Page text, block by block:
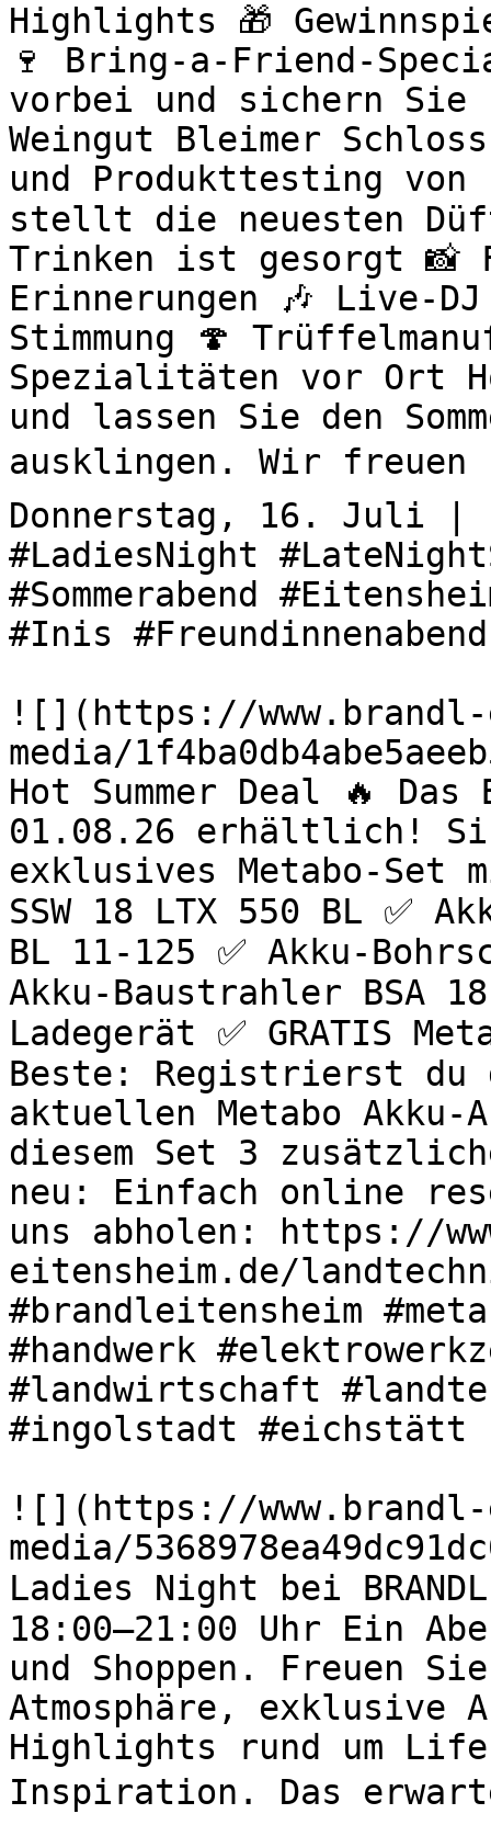
Highlights 🎁
🍷 Bring-a-Friend-
vorbei und sichern Sie
Weingut Bleimer
und Produkttesting
stellt die neuesten
Trinken ist gesorgt 📸
Erinnerungen 🎶
Stimmung 🍄
Spezialitäten vor Ort
und lassen Sie den
ausklingen. Wir freuen
Donnerstag, 16. Juli |
#LadiesNight
#Sommerabend
#Inis
![](https://
media/
Hot Summer Deal 🔥 Das
01.08.26 erhältlich!
exklusives Metabo-Set
SSW 18 LTX 550 BL ✅
BL 11-125 ✅ Akku-
Akku-Baustrahler BSA
Ladegerät ✅ GRATIS
Beste: Registrierst du
aktuellen Metabo
diesem Set 3
neu: Einfach online
uns abholen: https://
eitensheim.de/
#brandleitensheim
#handwerk
#landwirtschaft
#ingolstadt #eichstätt
![](https://
media/
Ladies Night bei
18:00–21:00 Uhr Ein
und Shoppen. Freuen
Atmosphäre, exklusive
Highlights rund um
Inspiration. Das